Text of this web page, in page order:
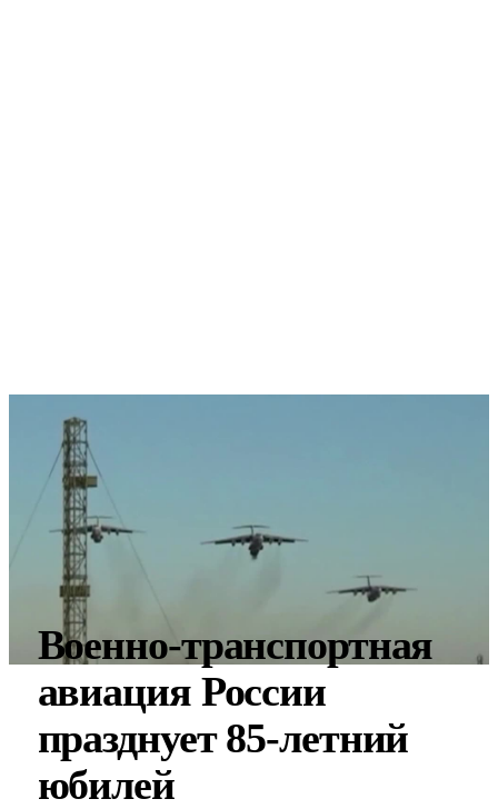
Военно-транспортная
авиация России
празднует 85-летний
юбилей